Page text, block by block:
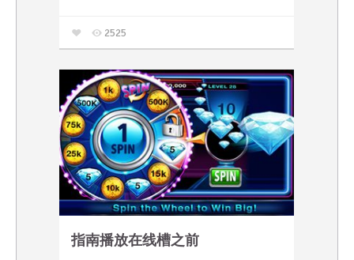
2525
指南播放在线槽之前